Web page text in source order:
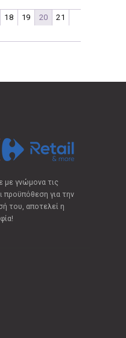
18 19 20
21
με γνώμονα τις
προϋπόθεση για την
του, αποτελεί η